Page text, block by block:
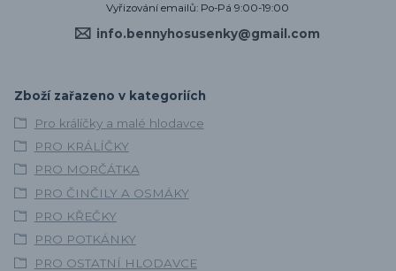
Vyřizování emailů: Po-Pá 9:00-19:00
info.bennyhosusenky@gmail.com
Zboží zařazeno v kategoriích
Pro králíčky a malé hlodavce
PRO KRÁLÍČKY
PRO MORČÁTKA
PRO ČINČILY A OSMÁKY
PRO KŘEČKY
PRO POTKÁNKY
PRO OSTATNÍ HLODAVCE